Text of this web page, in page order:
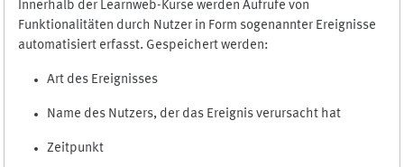
Innerhalb der Learnweb-Kurse werden Aufrufe von
Funktionalitäten durch Nutzer in Form sogenannter Ereignisse
automatisiert erfasst. Gespeichert werden:
Art des Ereignisses
Name des Nutzers, der das Ereignis verursacht hat
Zeitpunkt